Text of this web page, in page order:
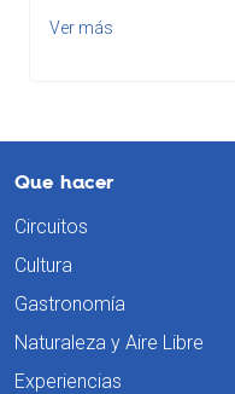
Ver más
Que hacer
Circuitos
Cultura
Gastronomía
Naturaleza y Aire Libre
Experiencias